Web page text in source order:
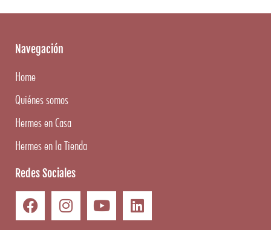
Navegación
Home
Quiénes somos
Hermes en Casa
Hermes en la Tienda
Redes Sociales